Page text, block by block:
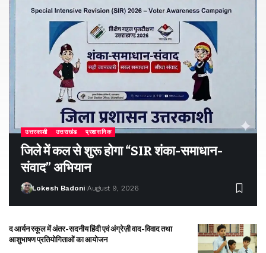
उत्तरकाशी उत्तराखंड प्रशासनिक
जिले में कल से शुरू होगा “SIR शंका-समाधान-
संवाद” अभियान
Lokesh Badoni August 9, 2026
द आर्यन स्कूल में अंतर-सदनीय हिंदी एवं अंग्रेज़ी वाद-विवाद तथा
आशुभाषण प्रतियोगिताओं का आयोजन